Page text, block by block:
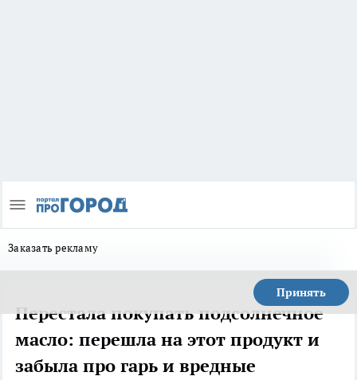
Заказать рекламу
Принять
Перестала покупать подсолнечное
масло: перешла на этот продукт и
забыла про гарь и вредные